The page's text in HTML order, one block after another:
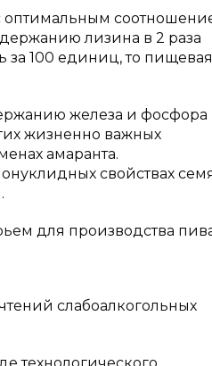
оптимальным
лизина в 2 раза
за 100 единиц, то пищевая
железа и фосфора
жизненно важных
амаранта.
свойствах
для производства
слабоалкогольных